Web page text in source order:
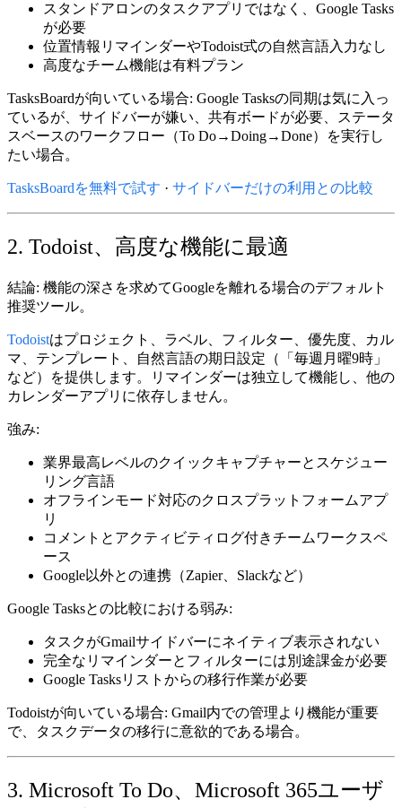
スタンドアロンのタスクアプリではなく、Google Tasks
が必要
位置情報リマインダーやTodoist式の自然言語入力なし
高度なチーム機能は有料プラン
TasksBoardが向いている場合: Google Tasksの同期は気に入っ
ているが、サイドバーが嫌い、共有ボードが必要、ステータ
スベースのワークフロー（To Do→Doing→Done）を実行し
たい場合。
TasksBoardを無料で試す · サイドバーだけの利用との比較
2. Todoist、高度な機能に最適
結論: 機能の深さを求めてGoogleを離れる場合のデフォルト
推奨ツール。
Todoistはプロジェクト、ラベル、フィルター、優先度、カル
マ、テンプレート、自然言語の期日設定（「毎週月曜9時」
など）を提供します。リマインダーは独立して機能し、他の
カレンダーアプリに依存しません。
強み:
業界最高レベルのクイックキャプチャーとスケジュー
リング言語
オフラインモード対応のクロスプラットフォームアプ
リ
コメントとアクティビティログ付きチームワークスペ
ース
Google以外との連携（Zapier、Slackなど）
Google Tasksとの比較における弱み:
タスクがGmailサイドバーにネイティブ表示されない
完全なリマインダーとフィルターには別途課金が必要
Google Tasksリストからの移行作業が必要
Todoistが向いている場合: Gmail内での管理より機能が重要
で、タスクデータの移行に意欲的である場合。
3. Microsoft To Do、Microsoft 365ユーザ